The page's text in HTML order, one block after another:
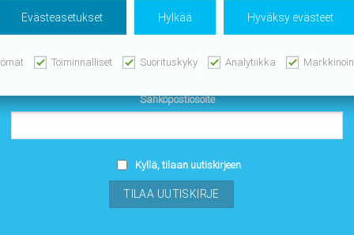
ensimmäisenä tietoosi ajankohtaiset asiat
Sähköpostiosoite
Kyllä, tilaan uutiskirjeen
Evästeasetukset Hylkää Hyväksy evästeet
Toiminnalliset Suorituskyky Analytiikka